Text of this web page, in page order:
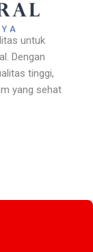
untuk
Dengan
tinggi,
yang sehat